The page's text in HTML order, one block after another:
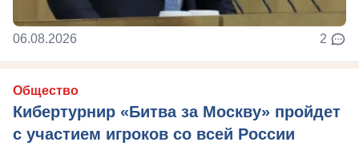
06.08.2026 2
Общество
Кибертурнир «Битва за Москву» пройдет
с участием игроков со всей России